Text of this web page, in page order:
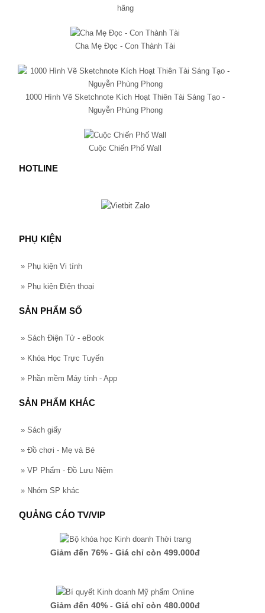
hãng
Cha Mẹ Đọc - Con Thành Tài
1000 Hình Vẽ Sketchnote Kích Hoạt Thiên Tài Sáng Tạo -
Nguyễn Phùng Phong
Cuộc Chiến Phố Wall
HOTLINE
PHỤ KIỆN
» Phụ kiện Vi tính
» Phụ kiện Điện thoại
SẢN PHẨM SỐ
» Sách Điện Tử - eBook
» Khóa Học Trực Tuyến
» Phần mềm Máy tính - App
SẢN PHẨM KHÁC
» Sách giấy
» Đồ chơi - Mẹ và Bé
» VP Phẩm - Đồ Lưu Niệm
» Nhóm SP khác
QUẢNG CÁO TV/VIP
Giảm đến 76% - Giá chỉ còn 499.000đ
Giảm đến 40% - Giá chỉ còn 480.000đ